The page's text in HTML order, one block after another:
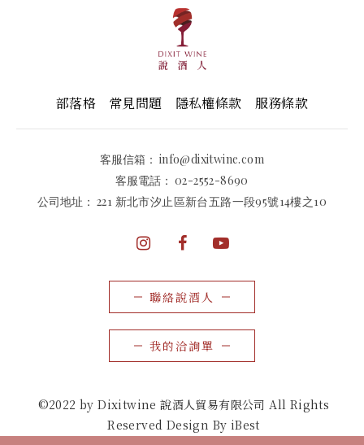
部落格 常見問題 隱私權條款 服務條款
客服信箱： info@dixitwine.com
客服電話：02-2552-8690
公司地址： 221 新北市汐止區新台五路一段95號14樓之10
聯絡說酒人
我的洽詢單
©2022 by Dixitwine 說酒人貿易有限公司 All Rights
Reserved Design By iBest